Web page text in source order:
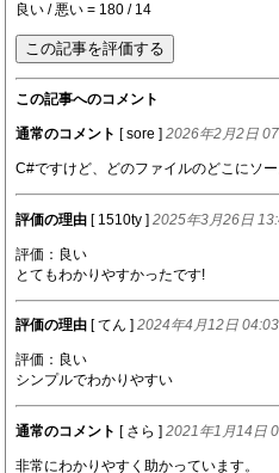
良い / 悪い = 180 / 14
この記事へのコメント
通常のコメント [ sore ] 2026年2月2日
C#ですけど、どのファイルのどこにソ
評価の理由 [ 1510ty ] 2025年3月26日
評価：良い
とてもわかりやすかったです!
評価の理由 [ てん ] 2024年4月12日
評価：良い
シンプルでわかりやすい
通常のコメント [ さら ] 2021年1月14日
非常にわかりやすく助かっています。